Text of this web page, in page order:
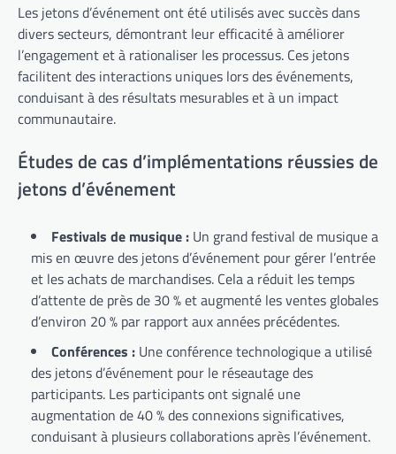
Les jetons d’événement ont été utilisés avec succès dans
divers secteurs, démontrant leur efficacité à améliorer
l’engagement et à rationaliser les processus. Ces jetons
facilitent des interactions uniques lors des événements,
conduisant à des résultats mesurables et à un impact
communautaire.
Études de cas d’implémentations réussies de
jetons d’événement
Festivals de musique : Un grand festival de musique a
mis en œuvre des jetons d’événement pour gérer l’entrée
et les achats de marchandises. Cela a réduit les temps
d’attente de près de 30 % et augmenté les ventes globales
d’environ 20 % par rapport aux années précédentes.
Conférences : Une conférence technologique a utilisé
des jetons d’événement pour le réseautage des
participants. Les participants ont signalé une
augmentation de 40 % des connexions significatives,
conduisant à plusieurs collaborations après l’événement.